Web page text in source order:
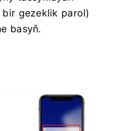
gezeklik parol)
basyň.